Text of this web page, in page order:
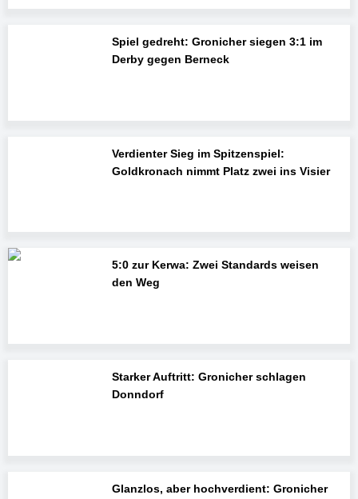
Spiel gedreht: Gronicher siegen 3:1 im
Derby gegen Berneck
Verdienter Sieg im Spitzenspiel:
Goldkronach nimmt Platz zwei ins Visier
5:0 zur Kerwa: Zwei Standards weisen
den Weg
Starker Auftritt: Gronicher schlagen
Donndorf
Glanzlos, aber hochverdient: Gronicher